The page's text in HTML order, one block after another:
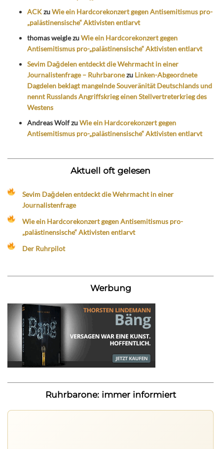
ACKzuWie ein Hardcorekonzert gegen Antisemitismus pro-
„palästinensische“ Aktivisten entlarvt
thomas weiglezuWie ein Hardcorekonzert gegen
Antisemitismus pro-„palästinensische“ Aktivisten entlarvt
Sevim Dağdelen entdeckt die Wehrmacht in einer
Journalistenfrage – Ruhrbaronezu Linken-Abgeordnete
Dagdelen beklagt mangelnde Souveränität Deutschlands und
nennt Russlands Angriffskrieg einen Stellvertreterkrieg des
Westens
Andreas WolfzuWie ein Hardcorekonzert gegen
Antisemitismus pro-„palästinensische“ Aktivisten entlarvt
Aktuell oft gelesen
Sevim Dağdelen entdeckt die Wehrmacht in einer
Journalistenfrage
Wie ein Hardcorekonzert gegen Antisemitismus pro-
„palästinensische“ Aktivisten entlarvt
Der Ruhrpilot
Werbung
Ruhrbarone: immer informiert